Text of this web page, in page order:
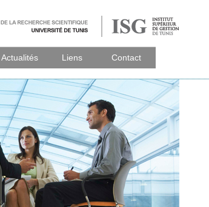
Actualités Liens Contact